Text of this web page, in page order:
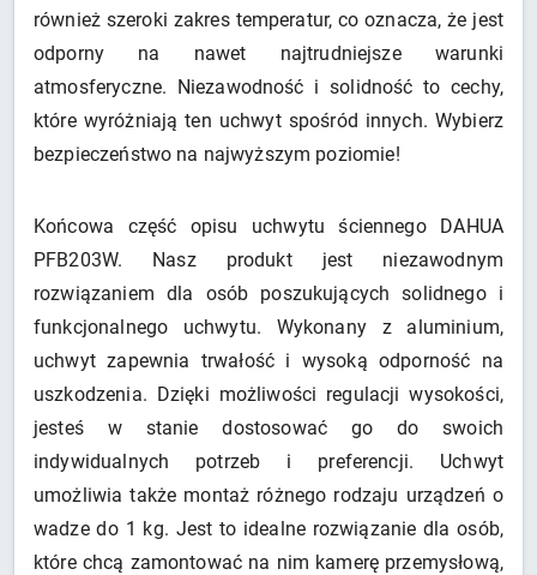
również szeroki zakres temperatur, co oznacza, że jest
odporny na nawet najtrudniejsze warunki
atmosferyczne. Niezawodność i solidność to cechy,
które wyróżniają ten uchwyt spośród innych. Wybierz
bezpieczeństwo na najwyższym poziomie!
Końcowa część opisu uchwytu ściennego DAHUA
PFB203W. Nasz produkt jest niezawodnym
rozwiązaniem dla osób poszukujących solidnego i
funkcjonalnego uchwytu. Wykonany z aluminium,
uchwyt zapewnia trwałość i wysoką odporność na
uszkodzenia. Dzięki możliwości regulacji wysokości,
jesteś w stanie dostosować go do swoich
indywidualnych potrzeb i preferencji. Uchwyt
umożliwia także montaż różnego rodzaju urządzeń o
wadze do 1 kg. Jest to idealne rozwiązanie dla osób,
które chcą zamontować na nim kamerę przemysłową,